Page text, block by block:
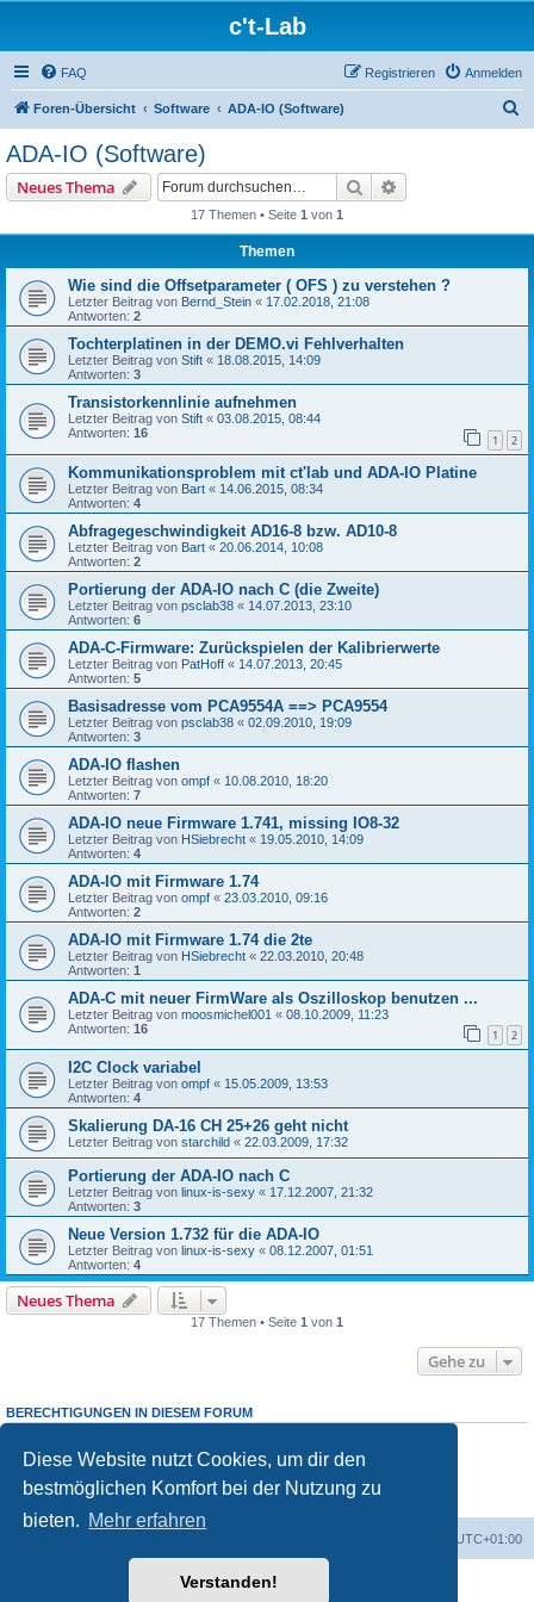
Diese Website nutzt Cookies, um dir den
bestmöglichen Komfort bei der Nutzung zu
bieten. Mehr erfahren
Verstanden!
c't-Lab
FAQ Anmelden
Registrieren
Foren-Übersicht Software ADA-IO (Software)
ADA-IO (Software)
Neues Thema Suche
17 Themen • Seite 1 von 1
Themen
Wie sind die Offsetparameter ( OFS ) zu verstehen ?
Letzter Beitrag von Bernd_Stein « 17.02.2018, 21:08
Antworten: 2
Tochterplatinen in der DEMO.vi Fehlverhalten
Letzter Beitrag von Stift « 18.08.2015, 14:09
Antworten: 3
Transistorkennlinie aufnehmen
Letzter Beitrag von Stift « 03.08.2015, 08:44
Antworten: 16 1 2
Kommunikationsproblem mit ct'lab und ADA-IO Platine
Letzter Beitrag von Bart « 14.06.2015, 08:34
Antworten: 4
Abfragegeschwindigkeit AD16-8 bzw. AD10-8
Letzter Beitrag von Bart « 20.06.2014, 10:08
Antworten: 2
Portierung der ADA-IO nach C (die Zweite)
Letzter Beitrag von psclab38 « 14.07.2013, 23:10
Antworten: 6
ADA-C-Firmware: Zurückspielen der Kalibrierwerte
Letzter Beitrag von PatHoff « 14.07.2013, 20:45
Antworten: 5
Basisadresse vom PCA9554A ==> PCA9554
Letzter Beitrag von psclab38 « 02.09.2010, 19:09
Antworten: 3
ADA-IO flashen
Letzter Beitrag von ompf « 10.08.2010, 18:20
Antworten: 7
ADA-IO neue Firmware 1.741, missing IO8-32
Letzter Beitrag von HSiebrecht « 19.05.2010, 14:09
Antworten: 4
ADA-IO mit Firmware 1.74
Letzter Beitrag von ompf « 23.03.2010, 09:16
Antworten: 2
ADA-IO mit Firmware 1.74 die 2te
Letzter Beitrag von HSiebrecht « 22.03.2010, 20:48
Antworten: 1
ADA-C mit neuer FirmWare als Oszilloskop benutzen ...
Letzter Beitrag von moosmichel001 « 08.10.2009, 11:23
Antworten: 16 1 2
I2C Clock variabel
Letzter Beitrag von ompf « 15.05.2009, 13:53
Antworten: 4
Skalierung DA-16 CH 25+26 geht nicht
Letzter Beitrag von starchild « 22.03.2009, 17:32
Portierung der ADA-IO nach C
Letzter Beitrag von linux-is-sexy « 17.12.2007, 21:32
Antworten: 3
Neue Version 1.732 für die ADA-IO
Letzter Beitrag von linux-is-sexy « 08.12.2007, 01:51
Antworten: 4
Neues Thema
17 Themen • Seite 1 von 1
Gehe zu
BERECHTIGUNGEN IN DIESEM FORUM
Du darfst
keine Antworten zu Themen in diesem Forum erstellen.
Du darfst deine Beiträge in diesem Forumnichtändern.
Du darfst deine Beiträge in diesem Forum nicht löschen.
keine
UTC+01:00
Powered byphpBB® Forum Software © phpBB Limited